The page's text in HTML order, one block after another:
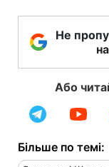
Не
Або
Більше по темі: